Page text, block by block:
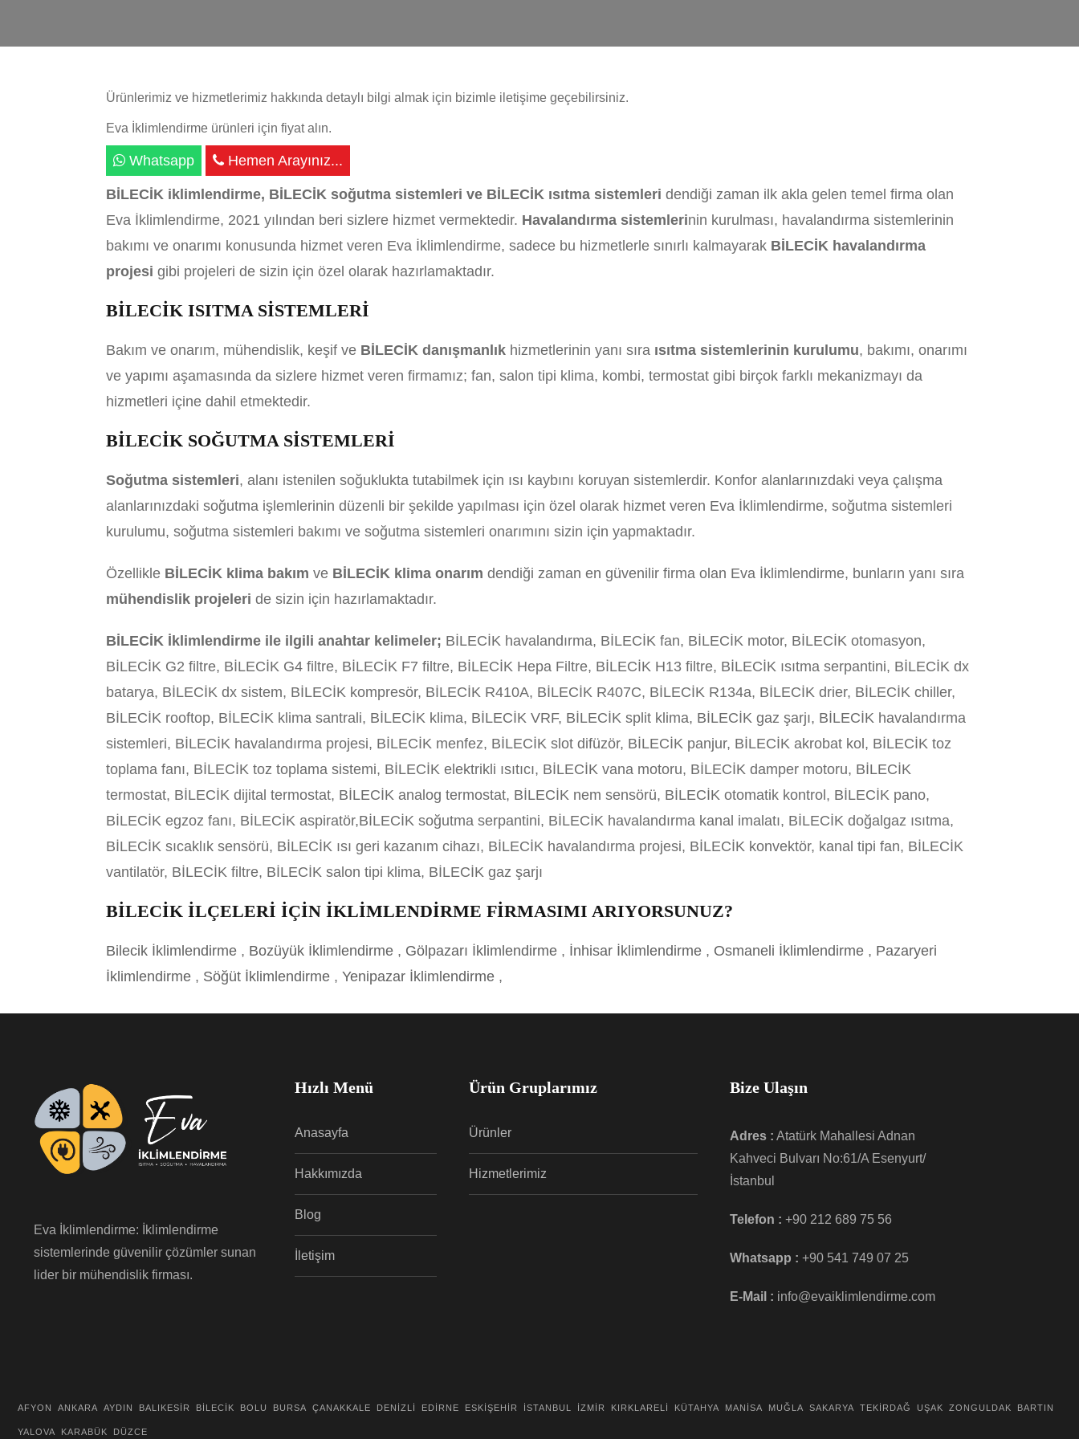
Ürünlerimiz ve hizmetlerimiz hakkında detaylı bilgi almak için bizimle iletişime geçebilirsiniz.
Eva İklimlendirme ürünleri için fiyat alın.
Whatsapp Hemen Arayınız...
BİLECİK iklimlendirme, BİLECİK soğutma sistemleri ve BİLECİK ısıtma sistemleri dendiği zaman ilk akla gelen temel firma olan
Eva İklimlendirme, 2021 yılından beri sizlere hizmet vermektedir. Havalandırma sistemlerinin kurulması, havalandırma sistemlerinin
bakımı ve onarımı konusunda hizmet veren Eva İklimlendirme, sadece bu hizmetlerle sınırlı kalmayarak BİLECİK havalandırma
projesi gibi projeleri de sizin için özel olarak hazırlamaktadır.
BİLECİK ISITMA SİSTEMLERİ
Bakım ve onarım, mühendislik, keşif ve BİLECİK danışmanlık hizmetlerinin yanı sıra ısıtma sistemlerinin kurulumu, bakımı, onarımı
ve yapımı aşamasında da sizlere hizmet veren firmamız; fan, salon tipi klima, kombi, termostat gibi birçok farklı mekanizmayı da
hizmetleri içine dahil etmektedir.
BİLECİK SOĞUTMA SİSTEMLERİ
Soğutma sistemleri, alanı istenilen soğuklukta tutabilmek için ısı kaybını koruyan sistemlerdir. Konfor alanlarınızdaki veya çalışma
alanlarınızdaki soğutma işlemlerinin düzenli bir şekilde yapılması için özel olarak hizmet veren Eva İklimlendirme, soğutma sistemleri
kurulumu, soğutma sistemleri bakımı ve soğutma sistemleri onarımını sizin için yapmaktadır.
Özellikle BİLECİK klima bakım ve BİLECİK klima onarım dendiği zaman en güvenilir firma olan Eva İklimlendirme, bunların yanı sıra
mühendislik projeleri de sizin için hazırlamaktadır.
BİLECİK İklimlendirme ile ilgili anahtar kelimeler; BİLECİK havalandırma, BİLECİK fan, BİLECİK motor, BİLECİK otomasyon,
BİLECİK G2 filtre, BİLECİK G4 filtre, BİLECİK F7 filtre, BİLECİK Hepa Filtre, BİLECİK H13 filtre, BİLECİK ısıtma serpantini, BİLECİK dx
batarya, BİLECİK dx sistem, BİLECİK kompresör, BİLECİK R410A, BİLECİK R407C, BİLECİK R134a, BİLECİK drier, BİLECİK chiller,
BİLECİK rooftop, BİLECİK klima santrali, BİLECİK klima, BİLECİK VRF, BİLECİK split klima, BİLECİK gaz şarjı, BİLECİK havalandırma
sistemleri, BİLECİK havalandırma projesi, BİLECİK menfez, BİLECİK slot difüzör, BİLECİK panjur, BİLECİK akrobat kol, BİLECİK toz
toplama fanı, BİLECİK toz toplama sistemi, BİLECİK elektrikli ısıtıcı, BİLECİK vana motoru, BİLECİK damper motoru, BİLECİK
termostat, BİLECİK dijital termostat, BİLECİK analog termostat, BİLECİK nem sensörü, BİLECİK otomatik kontrol, BİLECİK pano,
BİLECİK egzoz fanı, BİLECİK aspiratör,BİLECİK soğutma serpantini, BİLECİK havalandırma kanal imalatı, BİLECİK doğalgaz ısıtma,
BİLECİK sıcaklık sensörü, BİLECİK ısı geri kazanım cihazı, BİLECİK havalandırma projesi, BİLECİK konvektör, kanal tipi fan, BİLECİK
vantilatör, BİLECİK filtre, BİLECİK salon tipi klima, BİLECİK gaz şarjı
BİLECİK İLÇELERİ İÇİN İKLİMLENDİRME FİRMASIMI ARIYORSUNUZ?
Bilecik İklimlendirme , Bozüyük İklimlendirme , Gölpazarı İklimlendirme , İnhisar İklimlendirme , Osmaneli İklimlendirme , Pazaryeri
İklimlendirme , Söğüt İklimlendirme , Yenipazar İklimlendirme ,
Eva İklimlendirme: İklimlendirme
sistemlerinde güvenilir çözümler sunan
lider bir mühendislik firması.
Hızlı Menü
Anasayfa
Hakkımızda
Blog
İletişim
Ürün Gruplarımız
Ürünler
Hizmetlerimiz
Bize Ulaşın
Adres : Atatürk Mahallesi Adnan
Kahveci Bulvarı No:61/A Esenyurt/
İstanbul
Telefon : +90 212 689 75 56
Whatsapp : +90 541 749 07 25
E-Mail : info@evaiklimlendirme.com
AFYON ANKARA AYDIN BALIKESİR BİLECİK BOLU BURSA ÇANAKKALE DENİZLİ EDİRNE ESKİŞEHİR İSTANBUL İZMİR KIRKLARELİ KÜTAHYA MANİSA MUĞLA SAKARYA TEKİRDAĞ UŞAK ZONGULDAK BARTIN
YALOVA KARABÜK DÜZCE